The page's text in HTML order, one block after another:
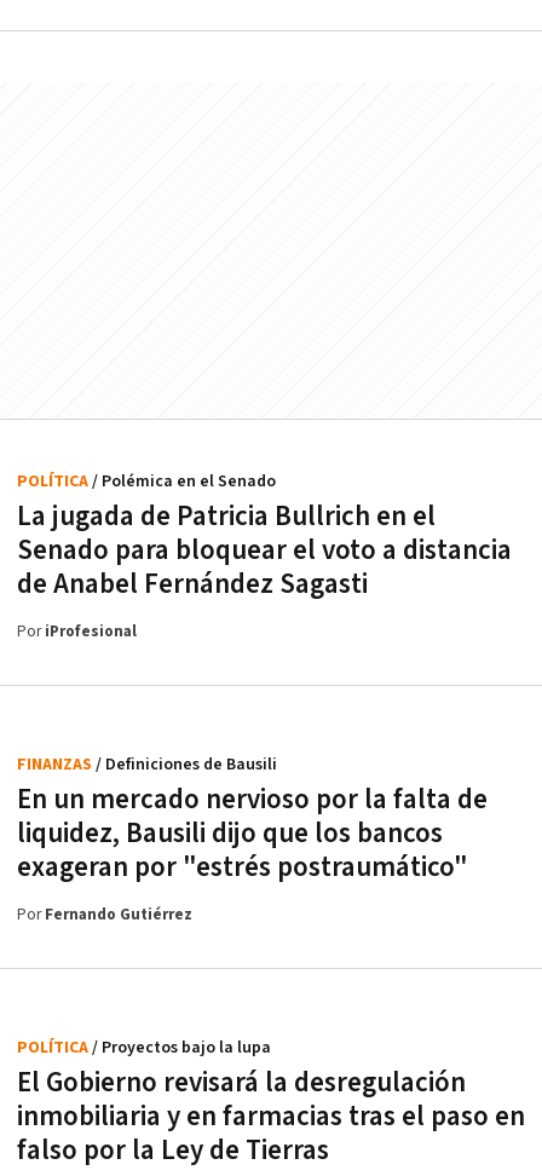
La jugada de Patricia Bullrich en el
Senado para bloquear el voto a distancia
de Anabel Fernández Sagasti
POLÍTICA/ Polémica en el Senado
PoriProfesional
En un mercado nervioso por la falta de
liquidez, Bausili dijo que los bancos
exageran por "estrés postraumático"
FINANZAS / Definiciones de Bausili
PorFernando Gutiérrez
El Gobierno revisará la desregulación
inmobiliaria y en farmacias tras el paso en
falso por la Ley de Tierras
POLÍTICA/ Proyectos bajo la lupa